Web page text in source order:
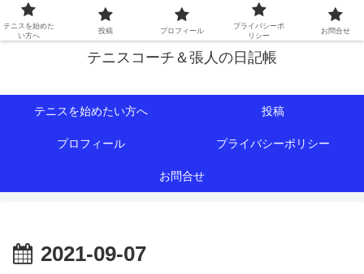
初心者∼中級者向けの情報を中心にテニスライフをサポート！
テニスコーチ＆張人の日記帳
テニスを始めたい方へ 投稿
プロフィール プライバシーポリシー
お問合せ
2021-09-07
テニスを始めた
い方へ
投稿 プロフィール
プライバシーポ
リシー
お問合せ